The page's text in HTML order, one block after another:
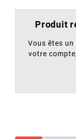
Produit
Vous êtes
votre